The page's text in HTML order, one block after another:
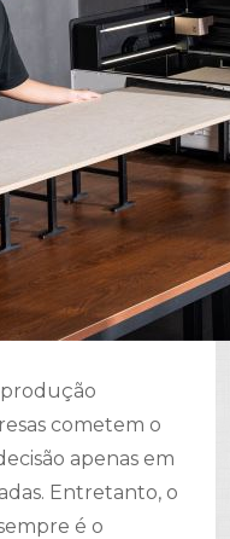
produção
cometem o
apenas em
Entretanto, o
é o